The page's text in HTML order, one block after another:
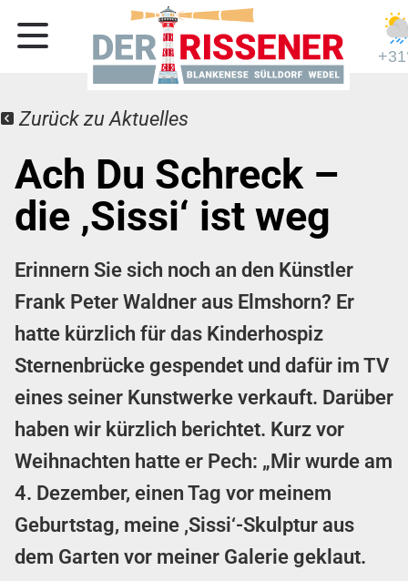
Zurück zu Aktuelles
Ach Du Schreck –
die ‚Sissi‘ ist weg
Erinnern Sie sich noch an den Künstler
Frank Peter Waldner aus Elmshorn? Er
hatte kürzlich für das Kinderhospiz
Sternenbrücke gespendet und dafür im TV
eines seiner Kunstwerke verkauft. Darüber
haben wir kürzlich berichtet. Kurz vor
Weihnachten hatte er Pech: „Mir wurde am
4. Dezember, einen Tag vor meinem
Geburtstag, meine ‚Sissi‘-Skulptur aus
dem Garten vor meiner Galerie geklaut.